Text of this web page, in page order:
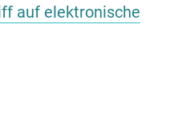
auf elektronische